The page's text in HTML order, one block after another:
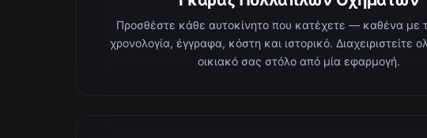
Προσθέστε κάθε αυτοκίνητο που κατέχετε — καθένα με
χρονολογία, έγγραφα, κόστη και ιστορικό. Διαχειριστείτε
οικιακό σας στόλο από μία εφαρμογή.